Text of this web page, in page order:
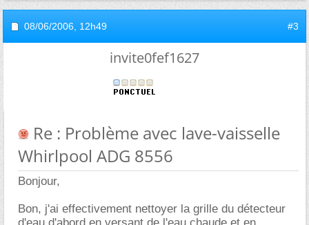
08/06/2006, 12h49 #3
invite0fef1627
Re : Problème avec lave-vaisselle
Whirlpool ADG 8556
Bonjour,
Bon, j'ai effectivement nettoyer la grille du détecteur